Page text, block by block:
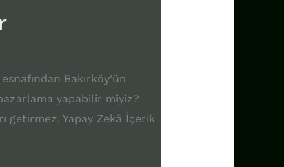
Bakırköy’ün
yapabilir miyiz?
getirmez. Yapay Zekâ İçerik